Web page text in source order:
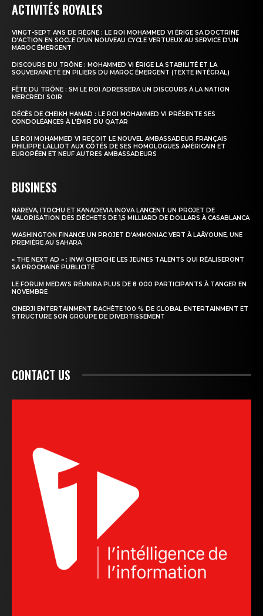
Insight Publications
À propos
Formules d’abonnement
ACTIVITÉS ROYALES
VINGT-SEPT ANS DE RÈGNE : LE ROI MOHAMMED VI ÉRIGE SA DOCTRINE
D’ACTION EN SOCLE D’UN NOUVEAU CYCLE VERTUEUX AU SERVICE D’UN
MAROC ÉMERGENT
DISCOURS DU TRÔNE : MOHAMMED VI ÉRIGE LA STABILITÉ ET LA
SOUVERAINETÉ EN PILIERS DU MAROC ÉMERGENT (TEXTE INTÉGRAL)
FÊTE DU TRÔNE : SM LE ROI ADRESSERA UN DISCOURS À LA NATION
MERCREDI SOIR
DÉCÈS DE CHEIKH HAMAD : LE ROI MOHAMMED VI PRÉSENTE SES
CONDOLÉANCES À L’ÉMIR DU QATAR
LE ROI MOHAMMED VI REÇOIT LE NOUVEL AMBASSADEUR FRANÇAIS
PHILIPPE LALLIOT AUX CÔTÉS DE SES HOMOLOGUES AMÉRICAIN ET
EUROPÉEN ET NEUF AUTRES AMBASSADEURS
BUSINESS
NAREVA, ITOCHU ET KANADEVIA INOVA LANCENT UN PROJET DE
VALORISATION DES DÉCHETS DE 1,5 MILLIARD DE DOLLARS À CASABLANCA
WASHINGTON FINANCE UN PROJET D’AMMONIAC VERT À LAÂYOUNE, UNE
PREMIÈRE AU SAHARA
« THE NEXT AD » : INWI CHERCHE LES JEUNES TALENTS QUI RÉALISERONT
SA PROCHAINE PUBLICITÉ
LE FORUM MEDAYS RÉUNIRA PLUS DE 8 000 PARTICIPANTS À TANGER EN
NOVEMBRE
CINERJI ENTERTAINMENT RACHÈTE 100 % DE GLOBAL ENTERTAINMENT ET
STRUCTURE SON GROUPE DE DIVERTISSEMENT
CONTACT US